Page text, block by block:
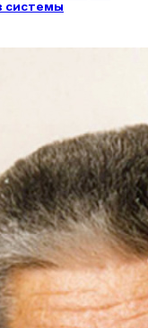
системы